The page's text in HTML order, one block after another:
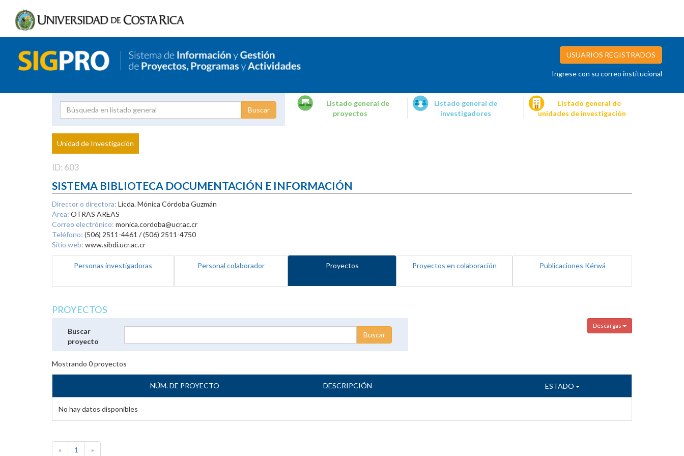
USUARIOS REGISTRADOS
Ingrese con su correo institucional
Proyecto
Investigador
Listado general de
proyectos
Listado general de
investigadores
Listado general de
unidades de investigación
Unidad de Investigación
ID: 603
SISTEMA BIBLIOTECA DOCUMENTACIÓN E INFORMACIÓN
Director o directora: Licda. Mónica Córdoba Guzmán
Área: OTRAS AREAS
Correo electrónico: monica.cordoba@ucr.ac.cr
Teléfono: (506) 2511-4461 / (506) 2511-4750
Sitio web: www.sibdi.ucr.ac.cr
Personas investigadoras Personal colaborador Proyectos Proyectos en colaboración Publicaciones Kérwá
PROYECTOS
Descargas
Buscar
proyecto
Mostrando 0proyectos
NÚM. DE PROYECTO DESCRIPCIÓN ESTADO
No hay datos disponibles
« 1 »